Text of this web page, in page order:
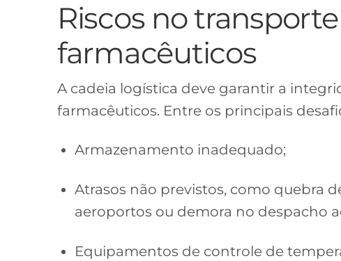
Riscos no
farmacêuticos
A cadeia logística deve garantir a
farmacêuticos. Entre os principais
Armazenamento inadequado;
Atrasos não previstos, como quebra
aeroportos ou demora no despacho
Equipamentos de controle de